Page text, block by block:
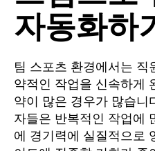
자동화하
팀 스포츠 환경에서는 직
약적인 작업을 신속하게
약이 많은 경우가 많습니
자들은 반복적인 작업에
에 경기력에 실질적으로